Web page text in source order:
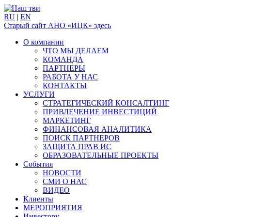
RU | EN
Старый сайт АНО «ИЦК» здесь
О компании
ЧТО МЫ ДЕЛАЕМ
КОМАНДА
ПАРТНЕРЫ
РАБОТА У НАС
КОНТАКТЫ
УСЛУГИ
СТРАТЕГИЧЕСКИЙ КОНСАЛТИНГ
ПРИВЛЕЧЕНИЕ ИНВЕСТИЦИЙ
МАРКЕТИНГ
ФИНАНСОВАЯ АНАЛИТИКА
ПОИСК ПАРТНЕРОВ
ЗАЩИТА ПРАВ ИС
ОБРАЗОВАТЕЛЬНЫЕ ПРОЕКТЫ
События
НОВОСТИ
СМИ О НАС
ВИДЕО
Клиенты
МЕРОПРИЯТИЯ